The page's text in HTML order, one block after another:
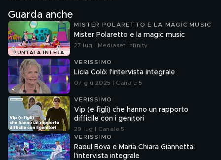
Guarda anche
PUNTATA INTERA
MISTER POLARETTO E LA MAGIC MUSIC
Mister Polaretto e la magic music
27 lug | Mediaset Infinity
VERISSIMO
Licia Colò: l'intervista integrale
07 giu 2025 | Canale 5
VERISSIMO
Vip (e figli) che hanno un rapporto
difficile con i genitori
29 lug | Canale 5
VERISSIMO
Raoul Bova e Maria Chiara Giannetta:
l'intervista integrale